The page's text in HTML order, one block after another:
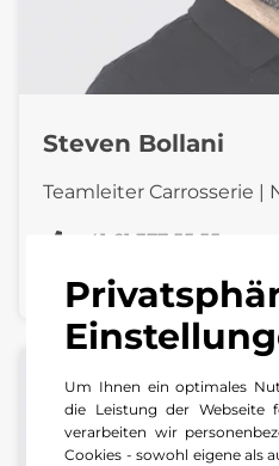
Um Ihnen ein optimales
die Leistung der Webseite
verarbeiten wir
Cookies - sowohl eigene als
Steven Bollani
Teamleiter Carrosserie |
+41 61 377 55 55
E-Mail schreiben